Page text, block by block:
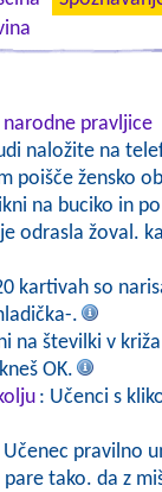
pravljice
naložite na
poišče žensko
na buciko in
odrasla žoval.
kartivah so
.
na številki v
OK.
: Učenci s
Učenec pravilno
tako. da z